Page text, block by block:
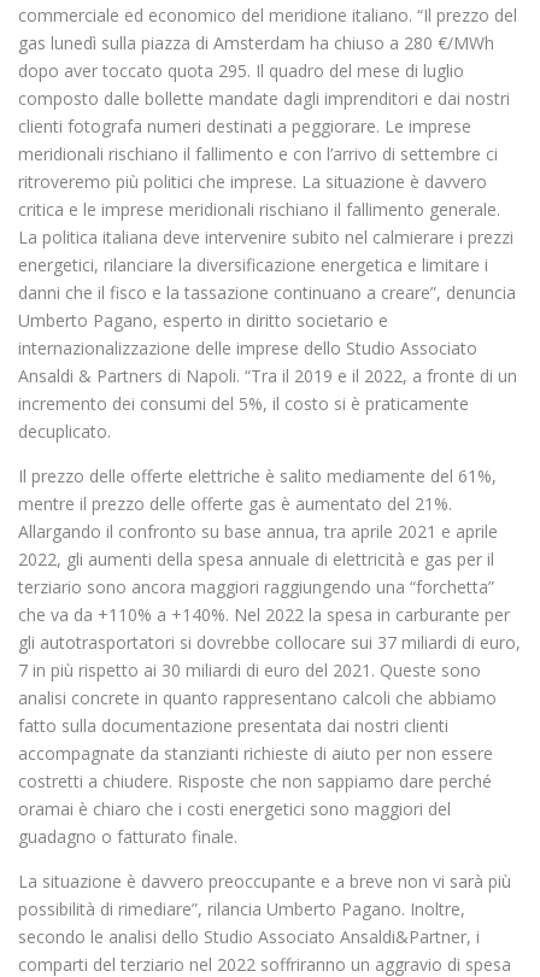
commerciale ed economico del meridione italiano. “Il prezzo del
gas lunedì sulla piazza di Amsterdam ha chiuso a 280 €/MWh
dopo aver toccato quota 295. Il quadro del mese di luglio
composto dalle bollette mandate dagli imprenditori e dai nostri
clienti fotografa numeri destinati a peggiorare. Le imprese
meridionali rischiano il fallimento e con l’arrivo di settembre ci
ritroveremo più politici che imprese. La situazione è davvero
critica e le imprese meridionali rischiano il fallimento generale.
La politica italiana deve intervenire subito nel calmierare i prezzi
energetici, rilanciare la diversificazione energetica e limitare i
danni che il fisco e la tassazione continuano a creare”, denuncia
Umberto Pagano, esperto in diritto societario e
internazionalizzazione delle imprese dello Studio Associato
Ansaldi & Partners di Napoli. “Tra il 2019 e il 2022, a fronte di un
incremento dei consumi del 5%, il costo si è praticamente
decuplicato.
Il prezzo delle offerte elettriche è salito mediamente del 61%,
mentre il prezzo delle offerte gas è aumentato del 21%.
Allargando il confronto su base annua, tra aprile 2021 e aprile
2022, gli aumenti della spesa annuale di elettricità e gas per il
terziario sono ancora maggiori raggiungendo una “forchetta”
che va da +110% a +140%. Nel 2022 la spesa in carburante per
gli autotrasportatori si dovrebbe collocare sui 37 miliardi di euro,
7 in più rispetto ai 30 miliardi di euro del 2021. Queste sono
analisi concrete in quanto rappresentano calcoli che abbiamo
fatto sulla documentazione presentata dai nostri clienti
accompagnate da stanzianti richieste di aiuto per non essere
costretti a chiudere. Risposte che non sappiamo dare perché
oramai è chiaro che i costi energetici sono maggiori del
guadagno o fatturato finale.
La situazione è davvero preoccupante e a breve non vi sarà più
possibilità di rimediare”, rilancia Umberto Pagano. Inoltre,
secondo le analisi dello Studio Associato Ansaldi&Partner, i
comparti del terziario nel 2022 soffriranno un aggravio di spesa